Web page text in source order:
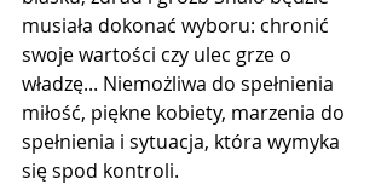
musiała dokonać wyboru: chronić
swoje wartości czy ulec grze o
władzę... Niemożliwa do spełnienia
miłość, piękne kobiety, marzenia do
spełnienia i sytuacja, która wymyka
się spod kontroli.